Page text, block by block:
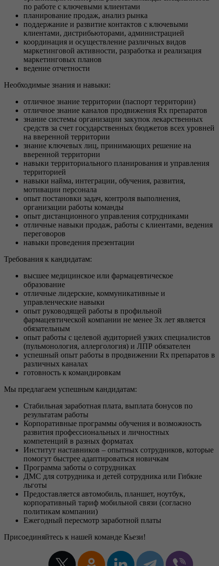
по работе с ключевыми клиентами
планирование продаж, анализ рынка
поддержание и развитие контактов с ключевыми
клиентами, дистрибьюторами, администрацией
координация и осуществление различных видов
маркетинговой активности, разработка и реализация
маркетинговых планов
ведение отчетности
Необходимые знания и навыки:
отличное знание территории (паспорт территории)
отличное знание каналов продвижения Rx препаратов
знание системы организации закупок лекарственных
средств за счет государственных бюджетов всех уровней
на вверенной территории
знание ключевых лиц, принимающих решение на
вверенной территории
навыки территориального планирования и управления
территорией
навыки найма, интеграции, обучения, развития,
мотивации персонала
опыт постановки задач, контроля выполнения,
организации работы команды
опыт дистанционного управления сотрудниками
отличные навыки продаж, работы с клиентами, ведения
переговоров
навыки проведения презентации
Требования к кандидатам:
высшее медицинское или фармацевтическое
образование
отличные лидерские, коммуникативные и
управленческие навыки
опыт руководящей работы в профильной
фармацевтической компании не менее 3х лет является
обязательным
опыт работы с целевой аудиторией узких специалистов
(пульмонология, аллергология) и ЛПР обязателен
успешный опыт работы в продвижении Rx препаратов в
различных каналах
готовность к командировкам
Мы предлагаем успешным кандидатам:
Стабильная заработная плата, выплата бонусов по
результатам работы
Корпоративные программы обучения и возможность
развития профессиональных и личностных
компетенций в разных форматах
Институт наставников – опытных сотрудников, которые
помогут быстрее адаптироваться новичкам
Программа заботы о сотрудниках
ДМС для сотрудника и детей сотрудника или Гибкие
льготы
Предоставляется автомобиль, планшет, ноутбук,
корпоративный тариф мобильной связи (согласно
политикам компании)
Ежегодный пересмотр заработной платы
Присоединяйтесь к нашей команде Кьези!